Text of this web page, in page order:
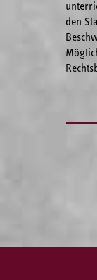
den